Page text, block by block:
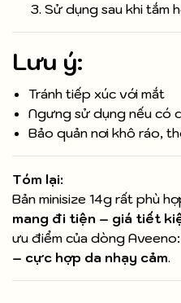
Sử dụng sau khi tắm
Lưu ý:
Tránh tiếp xúc với mắt
Ngưng sử dụng nếu có
Bảo quản nơi khô ráo,
Tóm lại:
Bản minisize 14g rất phù
mang đi tiện – giá tiết
ưu điểm của dòng Aveeno:
– cực hợp da nhạy cảm.